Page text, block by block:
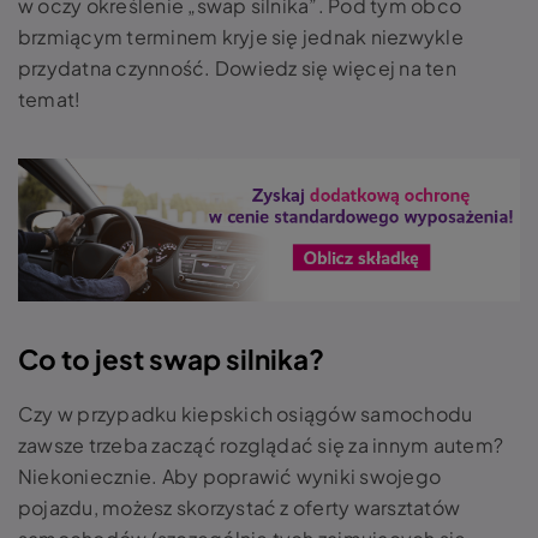
w oczy określenie „swap silnika”. Pod tym obco
brzmiącym terminem kryje się jednak niezwykle
przydatna czynność. Dowiedz się więcej na ten
temat!
Co to jest swap silnika?
Czy w przypadku kiepskich osiągów samochodu
zawsze trzeba zacząć rozglądać się za innym autem?
Niekoniecznie. Aby poprawić wyniki swojego
pojazdu, możesz skorzystać z oferty warsztatów